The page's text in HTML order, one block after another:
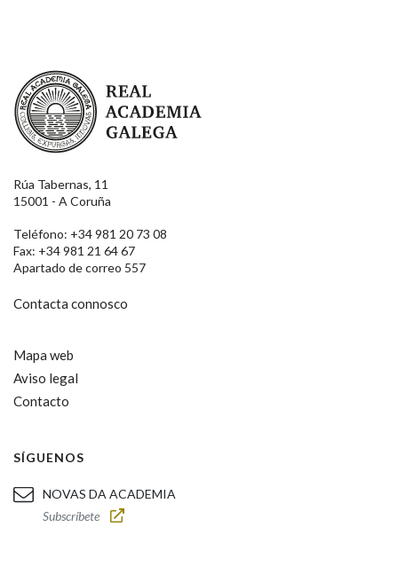
Real Academia Galega
Rúa Tabernas, 11
15001 - A Coruña
Teléfono: +34 981 20 73 08
Fax: +34 981 21 64 67
Apartado de correo 557
Contacta connosco
Mapa web
Aviso legal
Contacto
SÍGUENOS
NOVAS DA ACADEMIA
Subscríbete